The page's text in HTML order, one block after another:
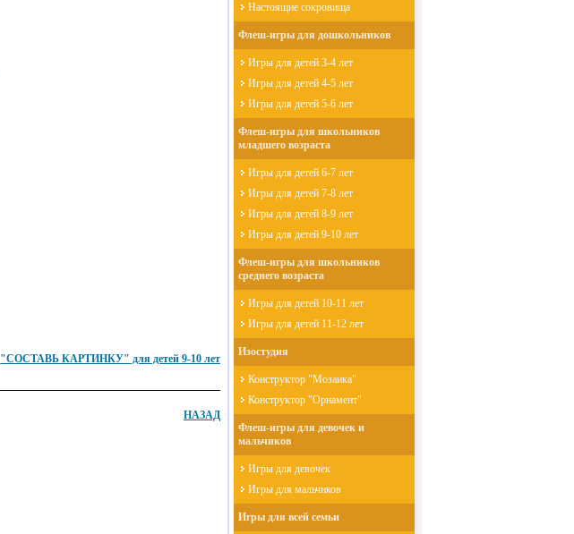
"СОСТАВЬ КАРТИНКУ" для детей 9-10 лет
НАЗАД
Настоящие сокровища
Флеш-игры для дошкольников
Игры для детей 3-4 лет
Игры для детей 4-5 лет
Игры для детей 5-6 лет
Флеш-игры для школьников
младшего возраста
Игры для детей 6-7 лет
Игры для детей 7-8 лет
Игры для детей 8-9 лет
Игры для детей 9-10 лет
Флеш-игры для школьников
среднего возраста
Игры для детей 10-11 лет
Игры для детей 11-12 лет
Изостудия
Конструктор "Мозаика"
Конструктор "Орнамент"
Флеш-игры для девочек и
мальчиков
Игры для девочек
Игры для мальчиков
Игры для всей семьи